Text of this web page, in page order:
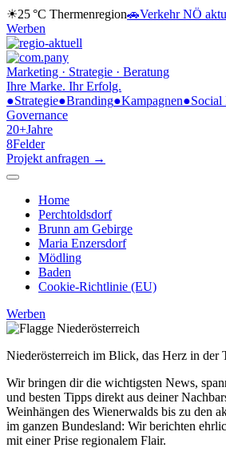
☀25 °C Thermenregion🚗Verkehr NÖ
Werben
Marketing · Strategie · Beratung
Ihre Marke. Ihr Erfolg.
●Strategie●Branding●Kampagnen●Social
Governance
20+Jahre
8Felder
Projekt anfragen →
Home
Perchtoldsdorf
Brunn am Gebirge
Maria Enzersdorf
Mödling
Baden
Cookie-Richtlinie (EU)
Werben
Niederösterreich im Blick, das Herz in der
Wir bringen dir die wichtigsten News,
und besten Tipps direkt aus deiner
Weinhängen des Wienerwalds bis zu den
im ganzen Bundesland: Wir berichten
mit einer Prise regionalem Flair.